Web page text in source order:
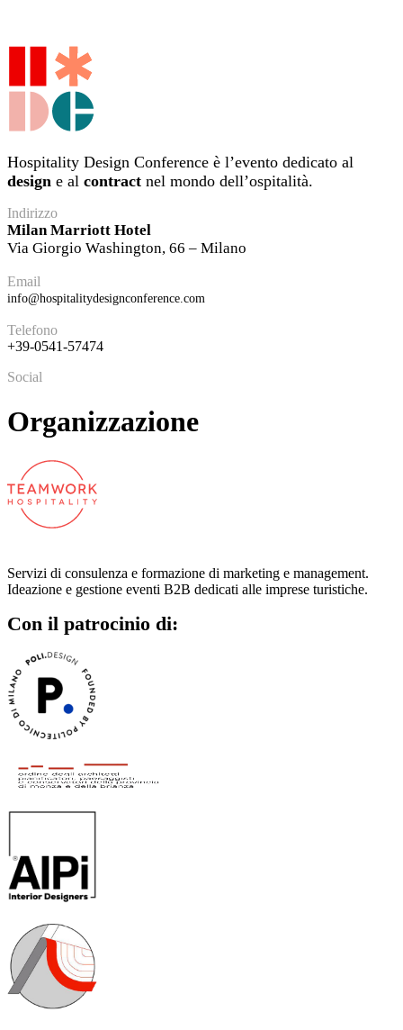
Hospitality Design Conference è l’evento dedicato al
design e al contract nel mondo dell’ospitalità.
Indirizzo
Milan Marriott Hotel
Via Giorgio Washington, 66 – Milano
Email
info@hospitalitydesignconference.com
Telefono
+39-0541-57474
Social
Organizzazione
Servizi di consulenza e formazione di marketing e management.
Ideazione e gestione eventi B2B dedicati alle imprese turistiche.
Con il patrocinio di: